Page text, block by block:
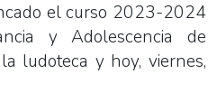
el curso 2023-2024
y Adolescencia de
ludoteca y hoy, viernes,